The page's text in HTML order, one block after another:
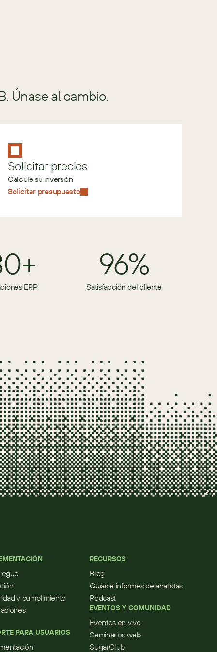
Únase al cambio.
Solicitar precios
Calcule su inversión
Solicitar presupuesto
ERP
96%
Satisfacción del cliente
y cumplimiento
PARA USUARIOS
RECURSOS
Blog
Guías e informes de analistas
Podcast
EVENTOS Y COMUNIDAD
Eventos en vivo
Seminarios web
SugarClub